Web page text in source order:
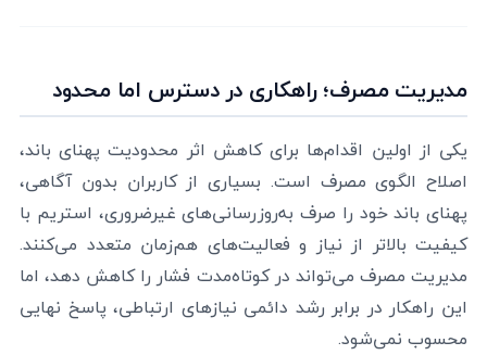
مدیریت مصرف؛ راهکاری در دسترس اما محدود
یکی از اولین اقدام‌ها برای کاهش اثر محدودیت پهنای باند،
اصلاح الگوی مصرف است. بسیاری از کاربران بدون آگاهی،
پهنای باند خود را صرف به‌روزرسانی‌های غیرضروری، استریم با
کیفیت بالاتر از نیاز و فعالیت‌های هم‌زمان متعدد می‌کنند.
مدیریت مصرف می‌تواند در کوتاه‌مدت فشار را کاهش دهد، اما
این راهکار در برابر رشد دائمی نیازهای ارتباطی، پاسخ نهایی
محسوب نمی‌شود.